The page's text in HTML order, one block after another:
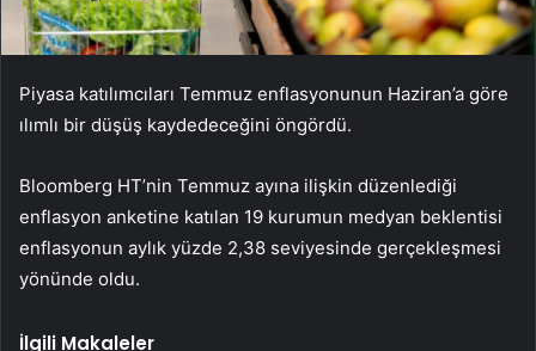
Piyasa katılımcıları Temmuz enflasyonunun Haziran’a göre
ılımlı bir düşüş kaydedeceğini öngördü.
Bloomberg HT’nin Temmuz ayına ilişkin düzenlediği
enflasyon anketine katılan 19 kurumun medyan beklentisi
enflasyonun aylık yüzde 2,38 seviyesinde gerçekleşmesi
yönünde oldu.
İlgili Makaleler